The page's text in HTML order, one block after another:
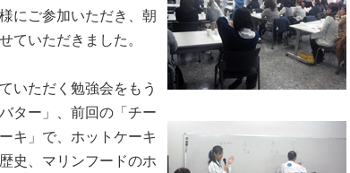
にご参加いただき、朝
ていただきました。
いただく勉強会をもう
ター」、前回の「チー
キ」で、ホットケーキ
史、マリンフードのホ